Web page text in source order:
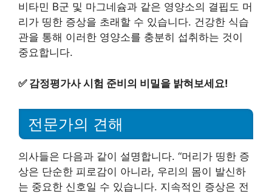
비타민 B군 및 마그네슘과 같은 영양소의 결핍도 머
리가 띵한 증상을 초래할 수 있습니다. 건강한 식습
관을 통해 이러한 영양소를 충분히 섭취하는 것이
중요합니다.
✅ 감정평가사 시험 준비의 비밀을 밝혀보세요!
전문가의 견해
의사들은 다음과 같이 설명합니다. “머리가 띵한 증
상은 단순한 피로감이 아니라, 우리의 몸이 발신하
는 중요한 신호일 수 있습니다. 지속적인 증상은 전